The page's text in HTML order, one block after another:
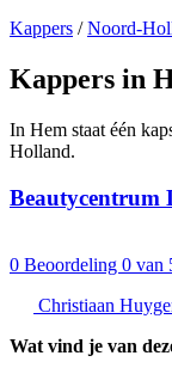
Kappers /Noord-
Kappers in
In Hem staat één
Holland.
Beautycentrum
0 Beoordeling 0 van
Christiaan
Wat vind je van